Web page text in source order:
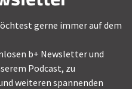
gerne immer auf dem
b+ Newsletter und
Podcast, zu
weiteren spannenden